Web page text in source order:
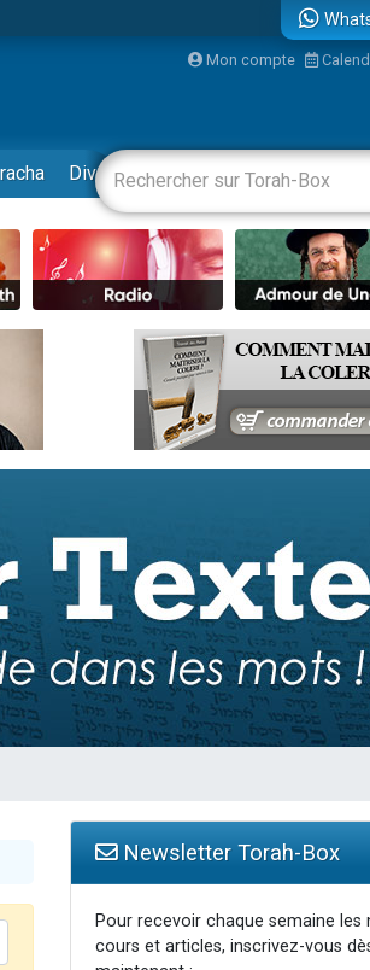
insalubre
Mon compte
Divertissements Livres
Newsletter Torah-Box
Pour recevoir chaque semaine les
cours et articles, inscrivez-vous